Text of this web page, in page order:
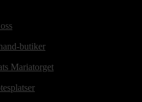
butiker
Mariatorget